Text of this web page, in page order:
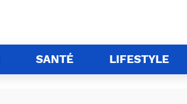
SANTÉ LIFESTYLE